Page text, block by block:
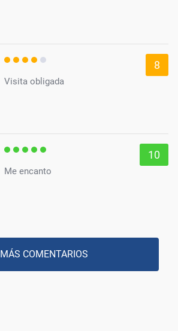
8
Visita obligada
10
Me encanto
MÁS COMENTARIOS